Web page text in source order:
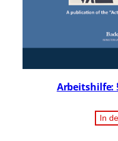
Arbeitshilfe:
In